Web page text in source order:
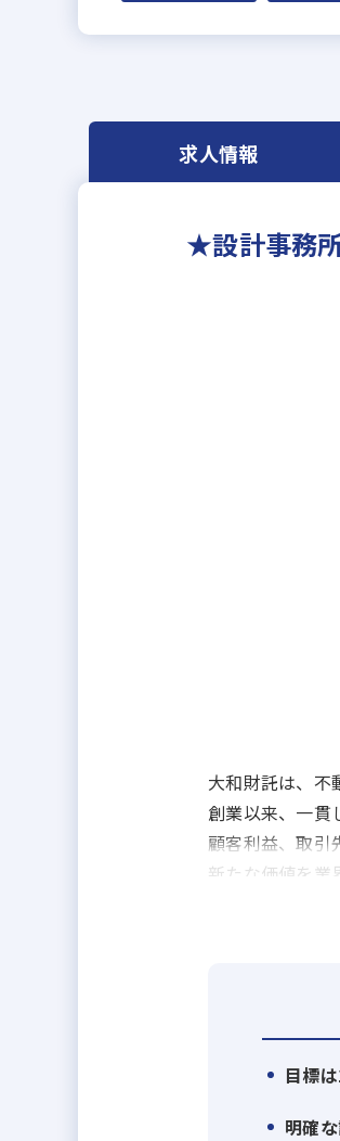
求人情報
★設計事務
大和財託は、不
創業以来、一貫
顧客利益、取引
新たな価値を業
また、自社開
お客様一人ひ
目標
明確